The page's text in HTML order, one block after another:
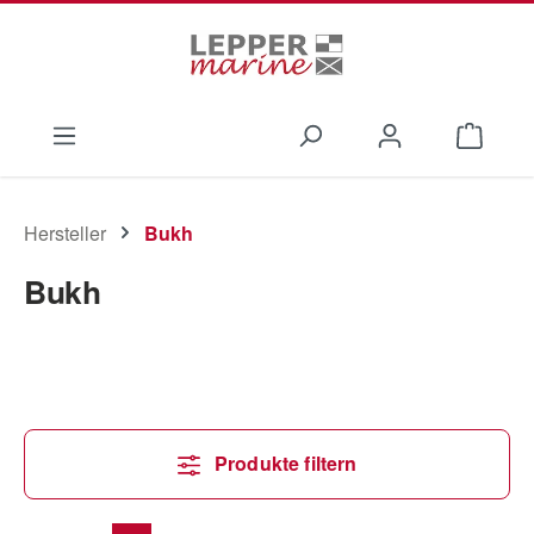
Hersteller Bukh
Bukh
Produkte filtern